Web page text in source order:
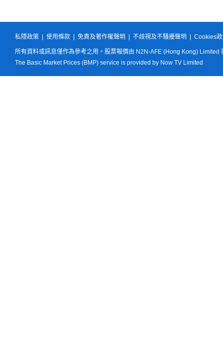
私隱政策 使用條款 免責及著作權聲明 不歧視及不騷擾聲明 Cookies
所有資料或訊息僅作為參考之用。股票報價由 N2N-AFE (Hong Kong) Limited
The Basic Market Prices (BMP) service is provided by Now TV Limited